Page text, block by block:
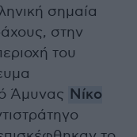
σημαία
στην
του
Άμυνας Νίκο